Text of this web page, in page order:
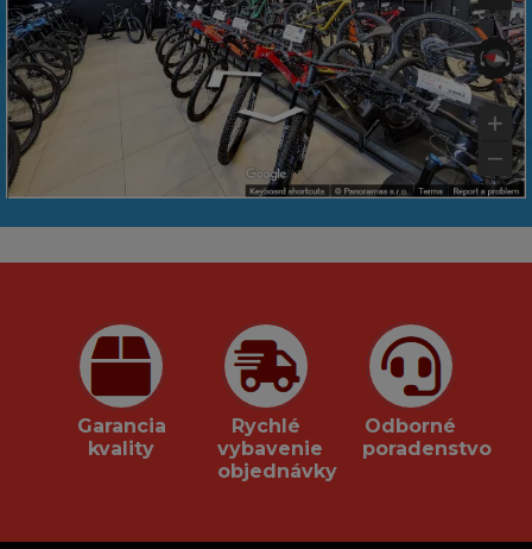
Garancia
kvality
Rychlé
vybavenie
objednávky
Odborné
poradenstvo